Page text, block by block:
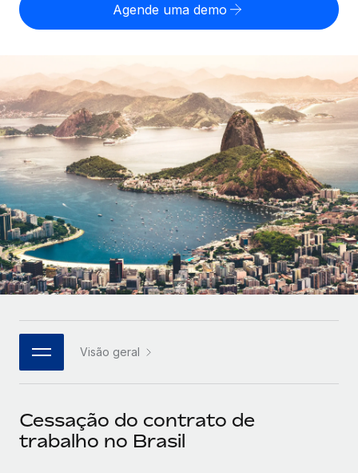
SERVICES
Perguntar a um especialista
Obtenha apoio especializado em RH e
conformidade globais
Veja como nos comparamos com os outros
Parceiros tecnológicos estratégicos
Integre os RH globais na sua plataforma de forma
flexível
CASE STUDIES
Cultivating a Thriving Remote-First Culture in
Partnership with Remote
At a glance Discover the evolution of TheyDo, a pioneering
journey management platform that has...
Reverse Tech at a glance Health and wellness startup,
Reverse Tech, partnered with Remote to manage...
English
Français
Deutsch
Español
Italiano
Português (Portugal)
日本語
한국어
中文（简体）
Agende uma demo
Visão geral
Cessação do contrato de
trabalho no Brasil